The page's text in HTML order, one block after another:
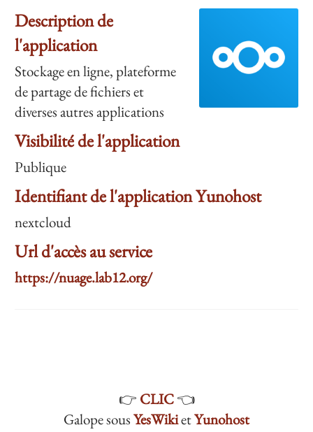
Description de
l'application
Stockage en ligne, plateforme
de partage de fichiers et
diverses autres applications
Visibilité de l'application
Publique
Identifiant de l'application Yunohost
nextcloud
Url d'accès au service
https://nuage.lab12.org/
👉 CLIC👈
Galope sousYesWikietYunohost